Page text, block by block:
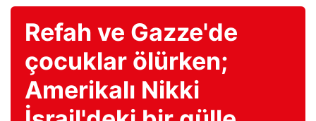
Refah ve Gazze'de
çocuklar ölürken;
Amerikalı Nikki